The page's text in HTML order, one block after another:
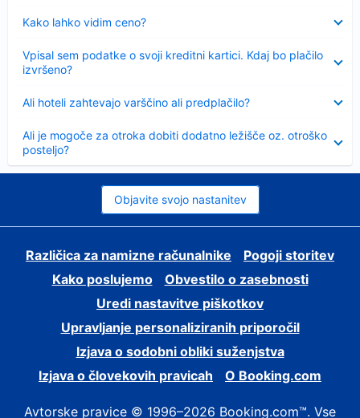
Kako lahko vidim ceno?
Vpisal sem podatke o svoji kreditni kartici. Kdaj bo plačilo
izvršeno?
Ali hoteli zahtevajo varščino ali predplačilo?
Ali je mogoče za otroka dobiti dodatno ležišče oz. otroško
posteljo?
Objavite svojo nastanitev
Različica za namizne računalnike
Pogoji storitev
Kako poslujemo
Obvestilo o zasebnosti
Uredi nastavitve piškotkov
Upravljanje personaliziranih priporočil
Izjava o sodobni obliki suženjstva
Izjava o človekovih pravicah
O Booking.com
Avtorske pravice © 1996–2026 Booking.com™. Vse